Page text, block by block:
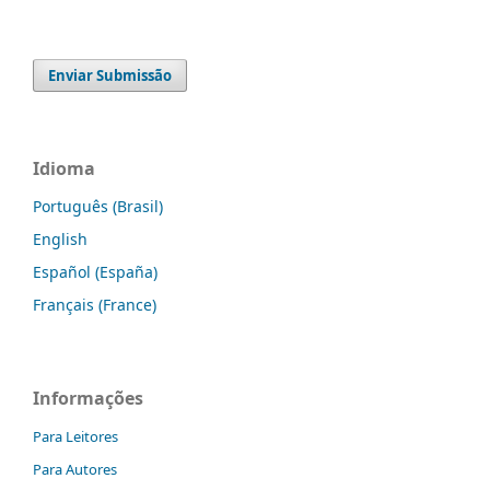
Enviar Submissão
Idioma
Português (Brasil)
English
Español (España)
Français (France)
Informações
Para Leitores
Para Autores